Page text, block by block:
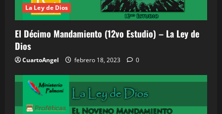
La Ley de Dios
El Décimo Mandamiento (12vo Estudio) – La Ley de
Dios
CuartoAngel febrero 18, 2023 0